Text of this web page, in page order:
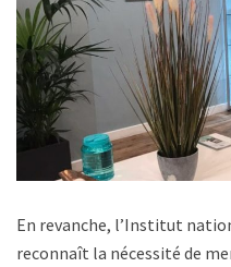
En revanche, l’Institut
reconnaît la nécessité de